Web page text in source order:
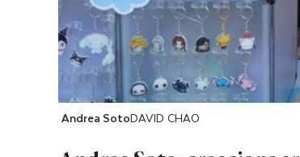
Andrea SotoDAVID CHAO